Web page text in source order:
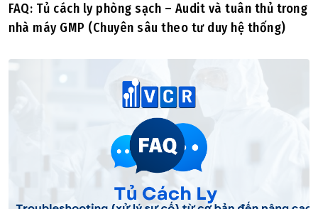
FAQ: Tủ cách ly phòng sạch – Audit và tuân thủ trong
nhà máy GMP (Chuyên sâu theo tư duy hệ thống)